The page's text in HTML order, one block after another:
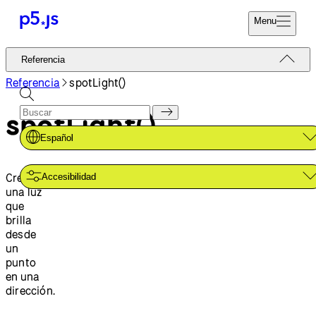
Menu
Referencia
Tutoriales
Ejemplos
Contribuir
Comunidad
Acerca de
Codifica Ya
Referencia
Español
Accesibilidad
Referencia spotLight()
spotLight()
Crea
una luz
que
brilla
desde
un
punto
en una
dirección.